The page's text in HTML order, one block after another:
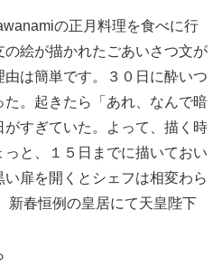
の正月料理を食べに行
絵が描かれたごあいさつ文が
は簡単です。３０日に酔いつ
。起きたら「あれ、なんで暗
すぎていた。よって、描く時
と、１５日までに描いておい
扉を開くとシェフは相変わら
新春恒例の皇居にて天皇陛下